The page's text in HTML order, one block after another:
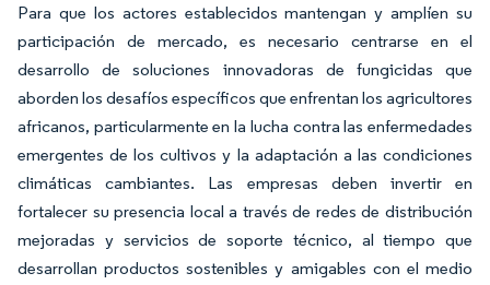
Para que los actores establecidos mantengan y amplíen su
participación de mercado, es necesario centrarse en el
desarrollo de soluciones innovadoras de fungicidas que
aborden los desafíos específicos que enfrentan los agricultores
africanos, particularmente en la lucha contra las enfermedades
emergentes de los cultivos y la adaptación a las condiciones
climáticas cambiantes. Las empresas deben invertir en
fortalecer su presencia local a través de redes de distribución
mejoradas y servicios de soporte técnico, al tiempo que
desarrollan productos sostenibles y amigables con el medio